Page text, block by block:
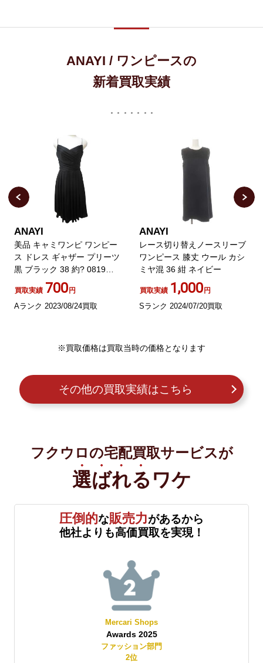
ANAYI / ワンピースの
新着買取実績
ANAYI
美品 キャミワンピ ワンピー
ス ドレス ギャザー プリーツ
黒 ブラック 38 約? 0819
買取実績 700円
Aランク 2023/08/24買取
ANAYI
レース切り替えノースリーブ
ワンピース 膝丈 ウール カシ
ミヤ混 36 紺 ネイビー
買取実績 1,000円
Sランク 2024/07/20買取
※買取価格は買取当時の価格となります
その他の買取実績はこちら
フクウロの宅配買取サービスが
選ばれる ワケ
圧倒的な販売力があるから
他社よりも高価買取を実現！
Mercari Shops
Awards 2025
ファッション部門
2位